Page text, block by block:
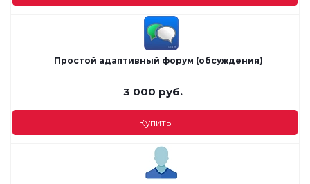
Простой адаптивный форум (обсуждения)
3 000 руб.
Купить